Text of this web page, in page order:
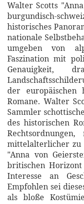
Walter Scotts
burgundisch-
historisches
nationale
umgeben von
Faszination mit
Genauigkeit,
der europäischen
Romane. Walter
Sammler
des historischen
mittelalterlicher zu
"Anna von
britischen
Interesse an
Empfohlen sei
als bloße